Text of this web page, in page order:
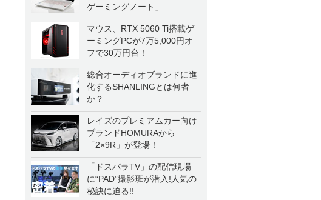
ゲーミングノート」
マウス、RTX 5060 Ti搭載ゲ
ーミングPCが7万5,000円オ
フで30万円台！
総合オーディオブランドに進
化するSHANLINGとは何者
か？
レイズのプレミアムカー向け
ブランドHOMURAから
「2×9R」が登場！
「ドスパラTV」の配信現場
に“PAD”撮影班が潜入!人気の
秘訣に迫る!!